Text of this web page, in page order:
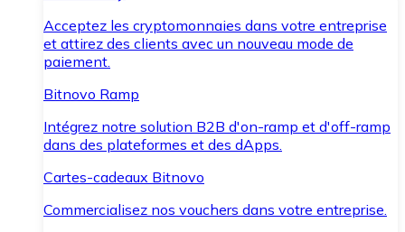
Acceptez les cryptomonnaies dans votre entreprise
et attirez des clients avec un nouveau mode de
paiement.
Bitnovo Ramp
Intégrez notre solution B2B d'on-ramp et d'off-ramp
dans des plateformes et des dApps.
Cartes-cadeaux Bitnovo
Commercialisez nos vouchers dans votre entreprise.